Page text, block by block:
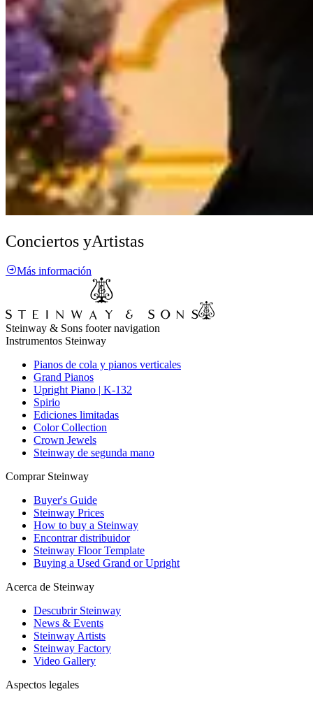
Conciertos yArtistas
Más información
Steinway & Sons footer navigation
Instrumentos Steinway
Pianos de cola y pianos verticales
Grand Pianos
Upright Piano | K-132
Spirio
Ediciones limitadas
Color Collection
Crown Jewels
Steinway de segunda mano
Comprar Steinway
Buyer's Guide
Steinway Prices
How to buy a Steinway
Encontrar distribuidor
Steinway Floor Template
Buying a Used Grand or Upright
Acerca de Steinway
Descubrir Steinway
News & Events
Steinway Artists
Steinway Factory
Video Gallery
Aspectos legales